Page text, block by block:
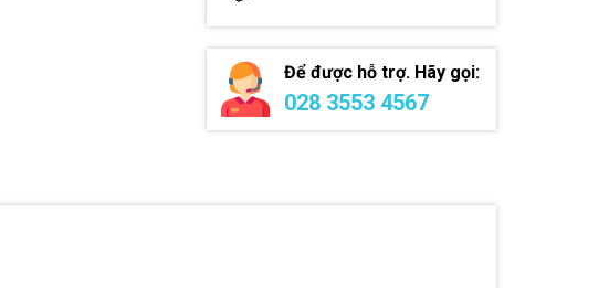
Để được hỗ trợ. Hãy gọi:
028 3553 4567